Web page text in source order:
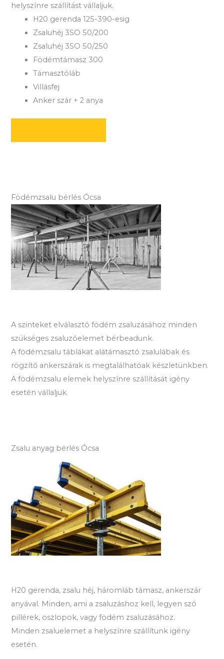
helyszínre szállítást vállaljuk.
H20 gerenda 125-390-esig
Zsaluhéj 3SO 50/200
Zsaluhéj 3SO 50/250
Födémtámasz 300
Támasztóláb
Villásfej
Anker szár + 2 anya
Födémzsalu bérlés Ócsa
A szinteket elválasztó födém zsaluzásához minden
szükséges zsaluzóelemet bérbeadunk.
A födémzsalu táblákat alátámasztó zsalulábak és
rögzítő ankerszárak is megtalálhatóak készletünkben.
A födémzsalu elemek helyszínre szállítását igény
esetén vállaljuk.
Zsalu anyag bérlés Ócsa
H20 gerenda, zsalu héj, háromláb támasz, ankerszár
anyával. Minden, ami a zsaluzáshoz kell, legyen szó
pillérek, oszlopok, vagy födém zsaluzásához.
Minden zsaluelemet a helyszínre szállítunk igény
esetén.